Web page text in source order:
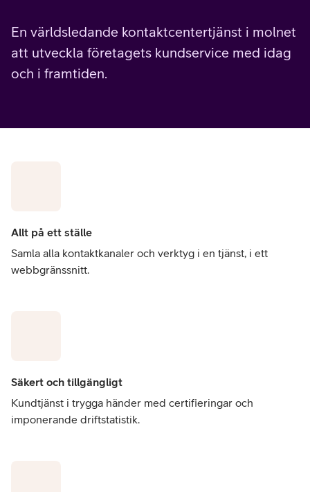
En världsledande kontaktcentertjänst i molnet
att utveckla företagets kundservice med idag
och i framtiden.
Allt på ett ställe
Samla alla kontaktkanaler och verktyg i en tjänst, i ett
webbgränssnitt.
Säkert och tillgängligt
Kundtjänst i trygga händer med certifieringar och
imponerande driftstatistik.